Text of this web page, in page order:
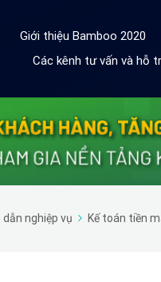
Giới thiệu Bamboo 2020
Các kênh tư vấn và hỗ
dẫn nghiệp vụ Kế toán tiền